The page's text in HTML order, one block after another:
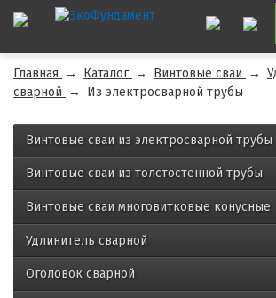
Главная → Каталог → Винтовые сваи →
сварной → Из электросварной трубы
Винтовые сваи из электросварной трубы
Винтовые сваи из толстостенной трубы
Винтовые сваи многовитковые конусные
Удлинитель сварной
Оголовок сварной